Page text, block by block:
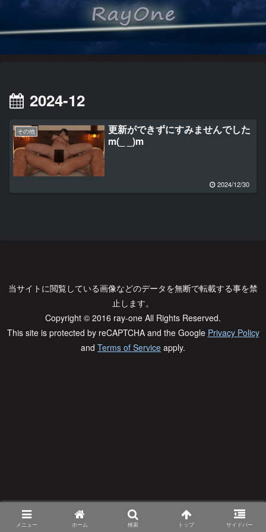
2024-12
その他
更新ができずにすみませんでした
m(_ _)m
2024/12/30
当サイトに閲覧している画像などのデータを無断で転載する事を禁
止します。
Copyright © 2016 ray-one All Rights Reserved.
This site is protected by reCAPTCHA and the Google Privacy Policy
and Terms of Service apply.
メニュー ホーム 検索 トップ サイドバー